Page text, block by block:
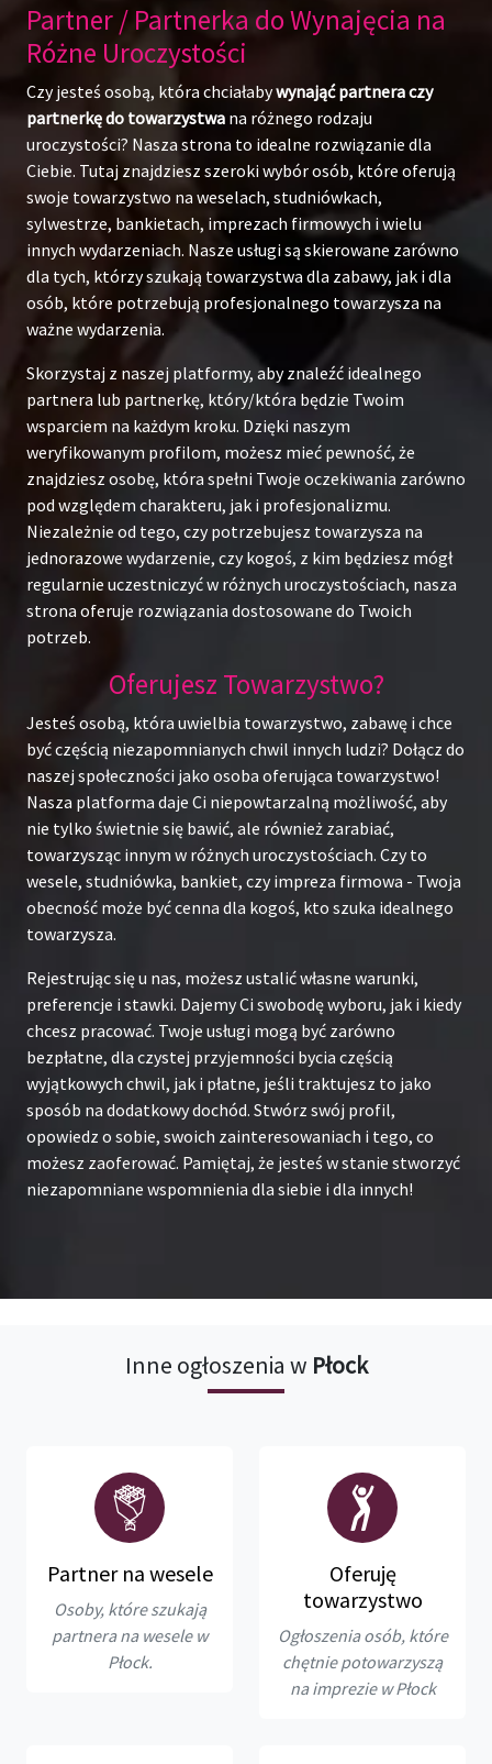
Partner / Partnerka do Wynajęcia na
Różne Uroczystości
Czy jesteś osobą, która chciałabywynająć partnera czy
partnerkę do towarzystwa na różnego rodzaju
uroczystości? Nasza strona to idealne rozwiązanie dla
Ciebie. Tutaj znajdziesz szeroki wybór osób, które oferują
swoje towarzystwo na weselach, studniówkach,
sylwestrze, bankietach, imprezach firmowych i wielu
innych wydarzeniach. Nasze usługi są skierowane zarówno
dla tych, którzy szukają towarzystwa dla zabawy, jak i dla
osób, które potrzebują profesjonalnego towarzysza na
ważne wydarzenia.
Skorzystaj z naszej platformy, aby znaleźć idealnego
partnera lub partnerkę, który/która będzie Twoim
wsparciem na każdym kroku. Dzięki naszym
weryfikowanym profilom, możesz mieć pewność, że
znajdziesz osobę, która spełni Twoje oczekiwania zarówno
pod względem charakteru, jak i profesjonalizmu.
Niezależnie od tego, czy potrzebujesz towarzysza na
jednorazowe wydarzenie, czy kogoś, z kim będziesz mógł
regularnie uczestniczyć w różnych uroczystościach, nasza
strona oferuje rozwiązania dostosowane do Twoich
potrzeb.
Oferujesz Towarzystwo?
Jesteś osobą, która uwielbia towarzystwo, zabawę i chce
być częścią niezapomnianych chwil innych ludzi? Dołącz do
naszej społeczności jako osoba oferująca towarzystwo!
Nasza platforma daje Ci niepowtarzalną możliwość, aby
nie tylko świetnie się bawić, ale również zarabiać,
towarzysząc innym w różnych uroczystościach. Czy to
wesele, studniówka, bankiet, czy impreza firmowa - Twoja
obecność może być cenna dla kogoś, kto szuka idealnego
towarzysza.
Rejestrując się u nas, możesz ustalić własne warunki,
preferencje i stawki. Dajemy Ci swobodę wyboru, jak i kiedy
chcesz pracować. Twoje usługi mogą być zarówno
bezpłatne, dla czystej przyjemności bycia częścią
wyjątkowych chwil, jak i płatne, jeśli traktujesz to jako
sposób na dodatkowy dochód. Stwórz swój profil,
opowiedz o sobie, swoich zainteresowaniach i tego, co
możesz zaoferować. Pamiętaj, że jesteś w stanie stworzyć
niezapomniane wspomnienia dla siebie i dla innych!
Inne ogłoszenia w Płock
Partner na wesele
Osoby, które szukają
partnera na wesele w
Płock.
Oferuję
towarzystwo
Ogłoszenia osób, które
chętnie potowarzyszą
na imprezie w Płock